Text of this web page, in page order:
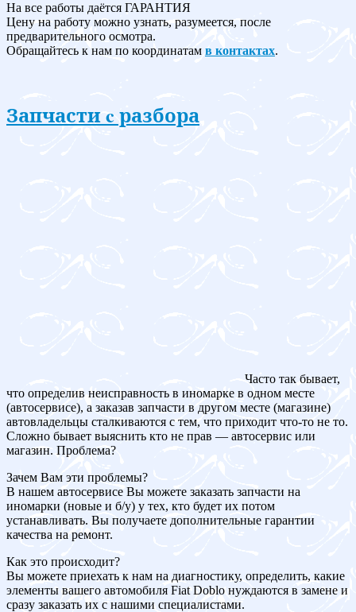
На все работы даётся ГАРАНТИЯ
Цену на работу можно узнать, разумеется, после
предварительного осмотра.
Обращайтесь к нам по координатам в контактах.
Запчасти c разбора
Часто так бывает,
что определив неисправность в иномарке в одном месте
(автосервисе), а заказав запчасти в другом месте (магазине)
автовладельцы сталкиваются с тем, что приходит что-то не то.
Сложно бывает выяснить кто не прав — автосервис или
магазин. Проблема?
Зачем Вам эти проблемы?
В нашем автосервисе Вы можете заказать запчасти на
иномарки (новые и б/у) у тех, кто будет их потом
устанавливать. Вы получаете дополнительные гарантии
качества на ремонт.
Как это происходит?
Вы можете приехать к нам на диагностику, определить, какие
элементы вашего автомобиля Fiat Doblo нуждаются в замене и
сразу заказать их с нашими специалистами.